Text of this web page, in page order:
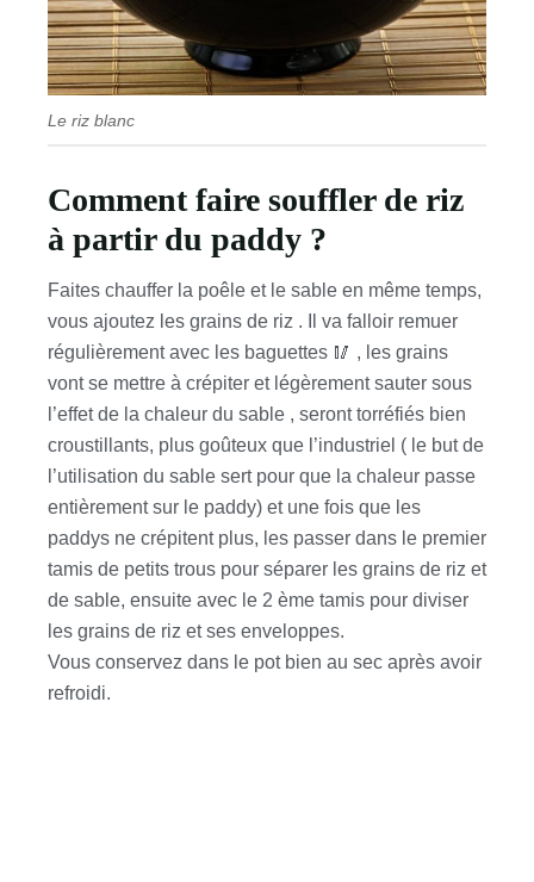
Le riz blanc
Comment faire souffler de riz
à partir du paddy ?
Faites chauffer la poêle et le sable en même temps,
vous ajoutez les grains de riz . Il va falloir remuer
régulièrement avec les baguettes 🥢 , les grains
vont se mettre à crépiter et légèrement sauter sous
l’effet de la chaleur du sable , seront torréfiés bien
croustillants, plus goûteux que l’industriel ( le but de
l’utilisation du sable sert pour que la chaleur passe
entièrement sur le paddy) et une fois que les
paddys ne crépitent plus, les passer dans le premier
tamis de petits trous pour séparer les grains de riz et
de sable, ensuite avec le 2 ème tamis pour diviser
les grains de riz et ses enveloppes.
Vous conservez dans le pot bien au sec après avoir
refroidi.